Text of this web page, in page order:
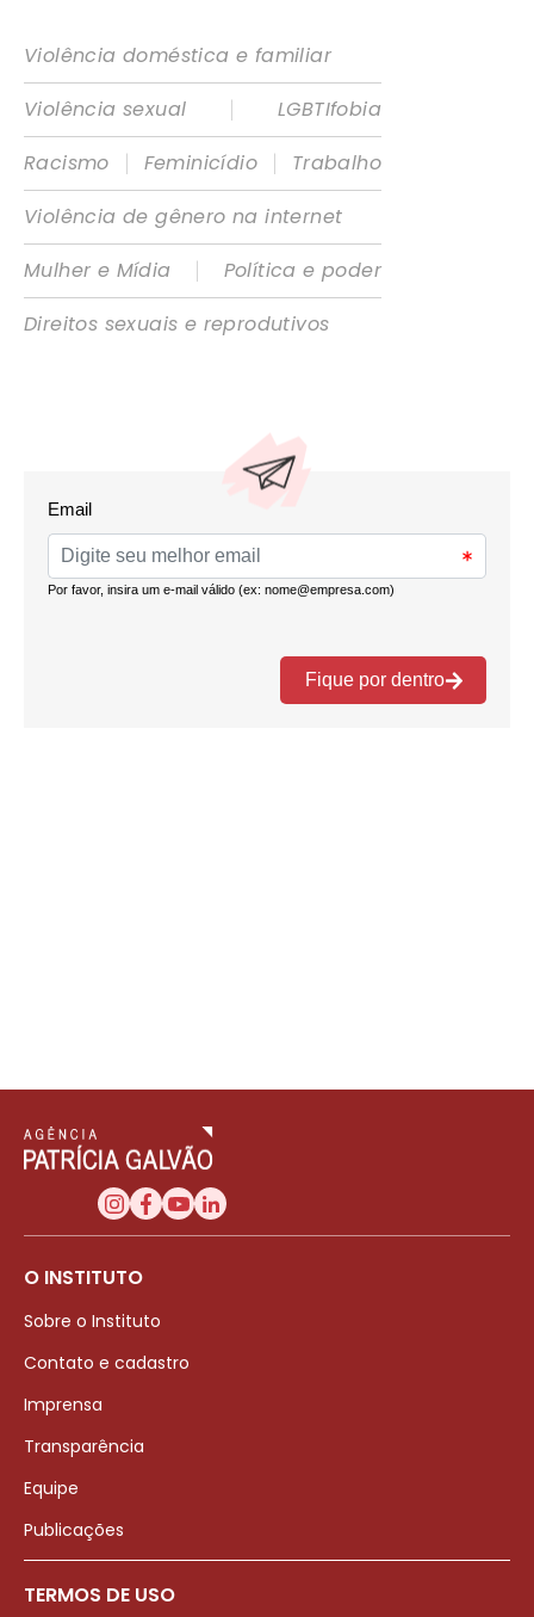
Violência doméstica e familiar
Violência sexual
|
LGBTIfobia
Racismo
| Feminicídio |
Trabalho
Violência de gênero na internet
Mulher e Mídia
|
Política e poder
Direitos sexuais e reprodutivos
O INSTITUTO
Sobre o Instituto
Contato e cadastro
Imprensa
Transparência
Equipe
Publicações
TERMOS DE USO